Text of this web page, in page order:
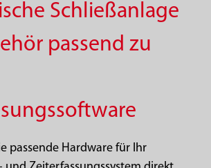
Schließanlage
passend zu
passende Hardware für Ihr